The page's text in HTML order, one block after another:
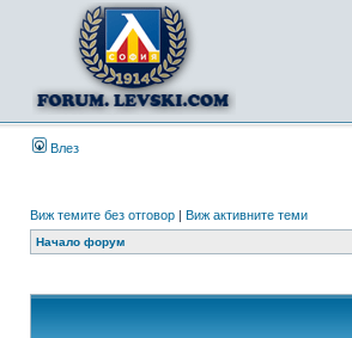
Влез
Виж темите без отговор | Виж активните теми
Начало форум